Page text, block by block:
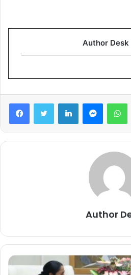
Author Desk
Author